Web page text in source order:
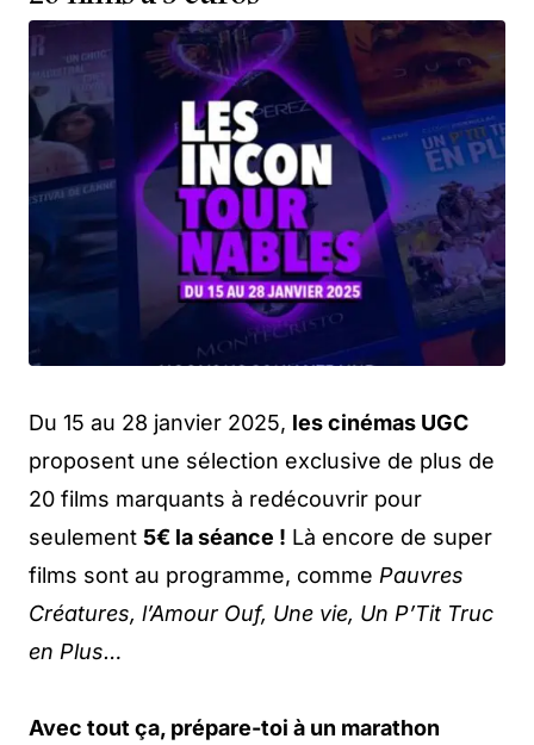
Du 15 au 28 janvier 2025, les cinémas UGC
proposent une sélection exclusive de plus de
20 films marquants à redécouvrir pour
seulement 5€ la séance ! Là encore de super
films sont au programme, comme Pauvres
Créatures, l’Amour Ouf, Une vie, Un P’Tit Truc
en Plus…
Avec tout ça, prépare-toi à un marathon